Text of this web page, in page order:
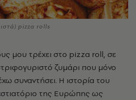
pizza rolls
μου τρέχει στο pizza roll, σε
ζυμάρι που μόνο
συναντήσει. Η ιστορία του
της Ευρώπης ως